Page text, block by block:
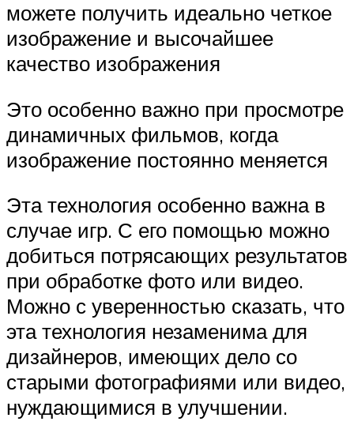
можете получить идеально четкое
изображение и высочайшее
качество изображения
Это особенно важно при просмотре
динамичных фильмов, когда
изображение постоянно меняется
Эта технология особенно важна в
случае игр. С его помощью можно
добиться потрясающих результатов
при обработке фото или видео.
Можно с уверенностью сказать, что
эта технология незаменима для
дизайнеров, имеющих дело со
старыми фотографиями или видео,
нуждающимися в улучшении.